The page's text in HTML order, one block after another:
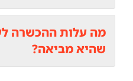
מה עלות ההכשרה
שהיא מביאה?